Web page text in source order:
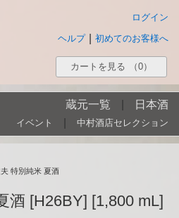
ログイン
初めてのお客様へ
ヘルプ
カートを見る （0）
蔵元一覧 日本酒
イベント 中村酒店セレクション
特別純米 夏酒
酒 [H26BY] [1,800 mL]